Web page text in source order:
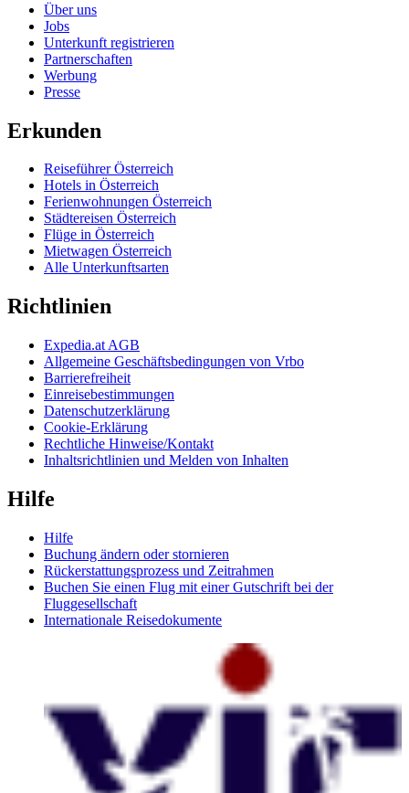
Über uns
Jobs
Unterkunft registrieren
Partnerschaften
Werbung
Presse
Erkunden
Reiseführer Österreich
Hotels in Österreich
Ferienwohnungen Österreich
Städtereisen Österreich
Flüge in Österreich
Mietwagen Österreich
Alle Unterkunftsarten
Richtlinien
Expedia.at AGB
Allgemeine Geschäftsbedingungen von Vrbo
Barrierefreiheit
Einreisebestimmungen
Datenschutzerklärung
Cookie-Erklärung
Rechtliche Hinweise/Kontakt
Inhaltsrichtlinien und Melden von Inhalten
Hilfe
Hilfe
Buchung ändern oder stornieren
Rückerstattungsprozess und Zeitrahmen
Buchen Sie einen Flug mit einer Gutschrift bei der
Fluggesellschaft
Internationale Reisedokumente